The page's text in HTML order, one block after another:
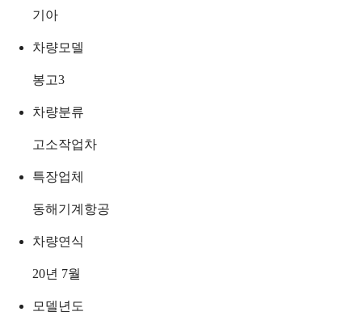
기아
차량모델
봉고3
차량분류
고소작업차
특장업체
동해기계항공
차량연식
20년 7월
모델년도